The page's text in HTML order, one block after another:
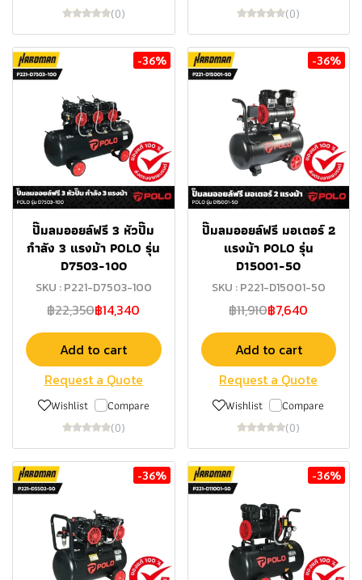
(0) (0)
-36%
ปั๊มลมออยล์ฟรี 3 หัวปั๊ม
กำลัง 3 แรงม้า POLO รุ่น
D7503-100
SKU : P221-D7503-100
฿22,350฿14,340
Add to cart
Request a Quote
Wishlist Compare
(0)
-36%
ปั๊มลมออยล์ฟรี มอเตอร์ 2
แรงม้า POLO รุ่น
D15001-50
SKU : P221-D15001-50
฿11,910฿7,640
Add to cart
Request a Quote
Wishlist Compare
(0)
-36% -36%